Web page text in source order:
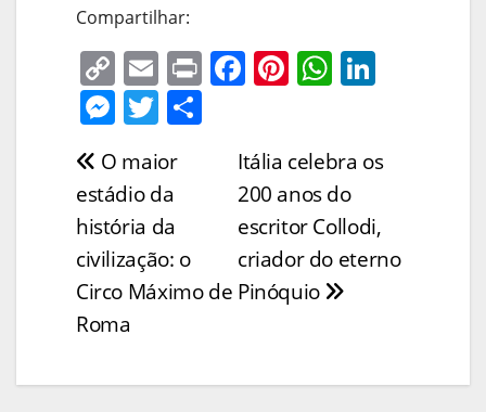
Compartilhar:
C
o
p
y
Li
n
k
E
m
ai
l
Pr F
e
b
o
o
k
Pi
e
st
W
s
A
p
p
e
n
M
ss
e
n
g
er
T
itt
er
Navegação
de
Post
Itália celebra os
200 anos do
escritor Collodi,
criador do eterno
Pinóquio
O maior
estádio da
história da
civilização: o
Circo Máximo de
Roma